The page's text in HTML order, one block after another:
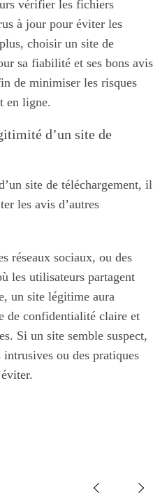
vérifier les fichiers
à jour pour éviter les
choisir un site de
sa fiabilité et ses bons avis
de minimiser les risques
en ligne.
d’un site de
site de téléchargement, il
les avis d’autres
réseaux sociaux, ou des
les utilisateurs partagent
un site légitime aura
de confidentialité claire et
Si un site semble suspect,
ou des pratiques